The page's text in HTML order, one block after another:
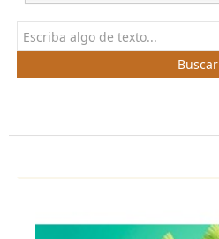
𝕏
Buscar